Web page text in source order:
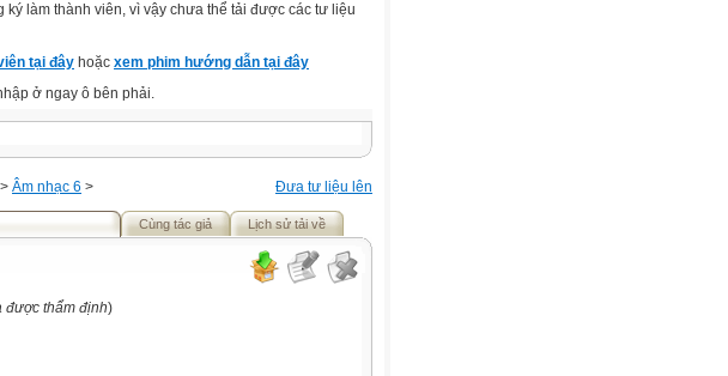
làm thành viên, vì vậy chưa thể tải được các tư liệu
tại đây hoặc xem phim hướng dẫn tại đây
ở ngay ô bên phải.
Đưa tư liệu lên
> Âm nhạc 6 >
Cùng tác giả Lịch sử tải về
được thẩm định)